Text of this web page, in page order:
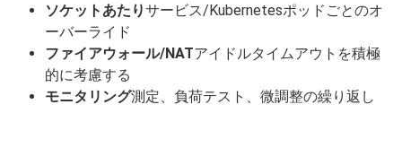
ソケットあたりサービス/Kubernetesポッドごとのオ
ーバーライド
ファイアウォール/NATアイドルタイムアウトを積極
的に考慮する
モニタリング測定、負荷テスト、微調整の繰り返し